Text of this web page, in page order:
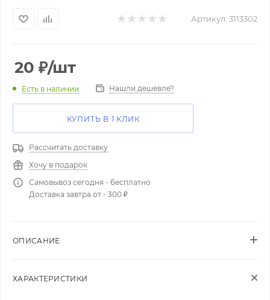
Артикул: 3113302
20 ₽/шт
Есть в наличии Нашли дешевле?
КУПИТЬ В 1 КЛИК
Рассчитать доставку
Хочу в подарок
Самовывоз сегодня - бесплатно
Доставка завтра от - 300 ₽
ОПИСАНИЕ
ХАРАКТЕРИСТИКИ